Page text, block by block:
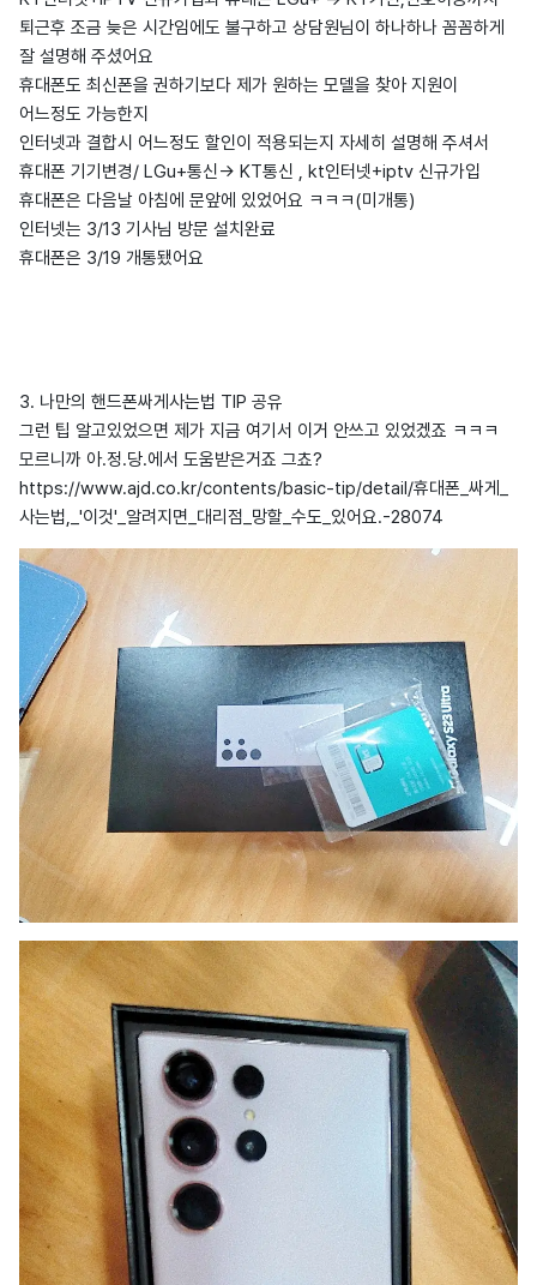
퇴근후 조금 늦은 시간임에도 불구하고 상담원님이 하나하나 꼼꼼하게
잘 설명해 주셨어요
휴대폰도 최신폰을 권하기보다 제가 원하는 모델을 찾아 지원이
어느정도 가능한지
인터넷과 결합시 어느정도 할인이 적용되는지 자세히 설명해 주셔서
휴대폰 기기변경/ LGu+통신-> KT통신 , kt인터넷+iptv 신규가입
휴대폰은 다음날 아침에 문앞에 있었어요 ㅋㅋㅋ(미개통)
인터넷는 3/13 기사님 방문 설치완료
휴대폰은 3/19 개통됐어요
3. 나만의 핸드폰싸게사는법 TIP 공유
그런 팁 알고있었으면 제가 지금 여기서 이거 안쓰고 있었겠죠 ㅋㅋㅋ
모르니까 아.정.당.에서 도움받은거죠 그쵸?
https://www.ajd.co.kr/contents/basic-tip/detail/휴대폰_싸게_
사는법,_'이것'_알려지면_대리점_망할_수도_있어요.-28074